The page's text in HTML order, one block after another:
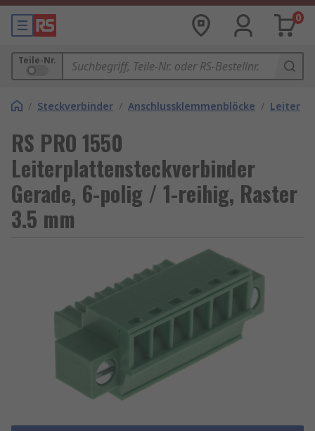
0
Teile-Nr.
/ Steckverbinder / Anschlussklemmenblöcke /
RS PRO 1550
Leiterplattensteckverbinder
Gerade, 6-polig / 1-reihig, Raster
3.5 mm